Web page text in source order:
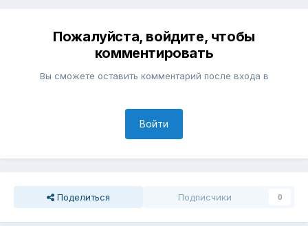
Пожалуйста, войдите, чтобы
комментировать
Вы сможете оставить комментарий после входа в
Войти
Поделиться Подписчики 0